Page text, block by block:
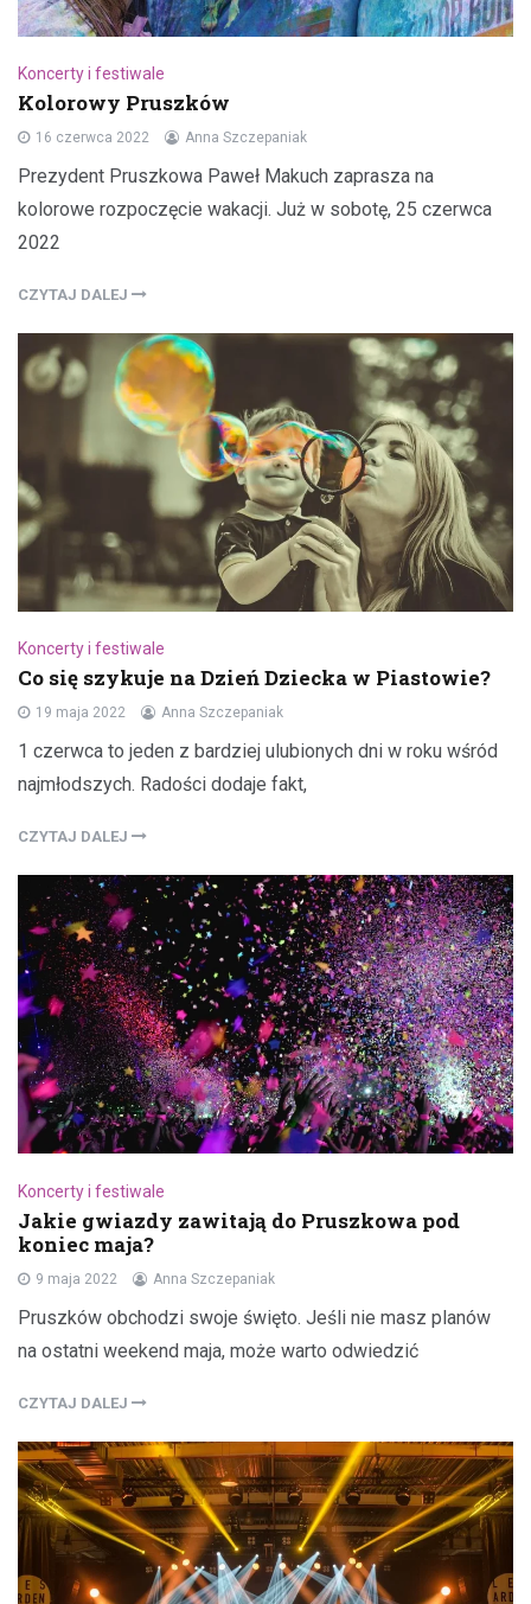
Koncerty i festiwale
Kolorowy Pruszków
16 czerwca 2022 Anna Szczepaniak
Prezydent Pruszkowa Paweł Makuch zaprasza na
kolorowe rozpoczęcie wakacji. Już w sobotę, 25 czerwca
2022
CZYTAJ DALEJ
Koncerty i festiwale
Co się szykuje na Dzień Dziecka w Piastowie?
19 maja 2022 Anna Szczepaniak
1 czerwca to jeden z bardziej ulubionych dni w roku wśród
najmłodszych. Radości dodaje fakt,
CZYTAJ DALEJ
Koncerty i festiwale
Jakie gwiazdy zawitają do Pruszkowa pod
koniec maja?
9 maja 2022 Anna Szczepaniak
Pruszków obchodzi swoje święto. Jeśli nie masz planów
na ostatni weekend maja, może warto odwiedzić
CZYTAJ DALEJ